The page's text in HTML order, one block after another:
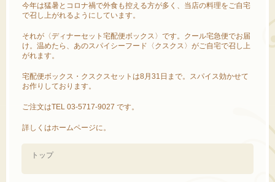
今年は猛暑とコロナ禍で外食も控える方が多く、当店の料理をご自宅
で召し上がれるようにしています。
それが〈ディナーセット宅配便ボックス〉です。クール宅急便でお届
け。温めたら、あのスパイシーフード〈クスクス〉がご自宅で召し上
がれます。
宅配便ボックス・クスクスセットは8月31日まで。スパイス効かせて
お作りしております。
ご注文はTEL 03-5717-9027 です。
詳しくはホームページに。
トップ